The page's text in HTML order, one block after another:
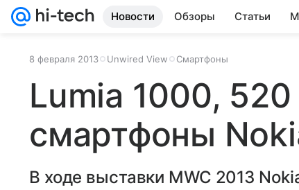
Новости Обзоры Статьи
8 февраля 2013 Unwired View Смартфоны
Lumia 1000,
смартфоны
В ходе выставки MWC 2013